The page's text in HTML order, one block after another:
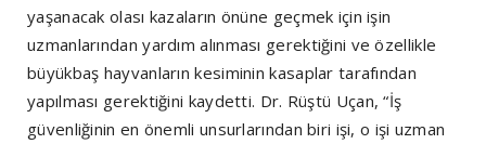
yaşanacak olası kazaların önüne geçmek için işin
uzmanlarından yardım alınması gerektiğini ve özellikle
büyükbaş hayvanların kesiminin kasaplar tarafından
yapılması gerektiğini kaydetti. Dr. Rüştü Uçan, “İş
güvenliğinin en önemli unsurlarından biri işi, o işi uzman